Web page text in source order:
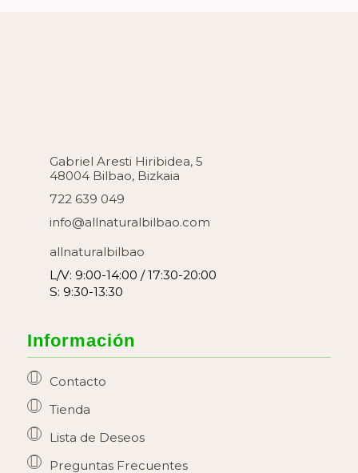
Gabriel Aresti Hiribidea, 5
48004 Bilbao, Bizkaia
722 639 049
info@allnaturalbilbao.com
allnaturalbilbao
L/V: 9:00-14:00 / 17:30-20:00
S: 9:30-13:30
Información
Contacto
Tienda
Lista de Deseos
Preguntas Frecuentes